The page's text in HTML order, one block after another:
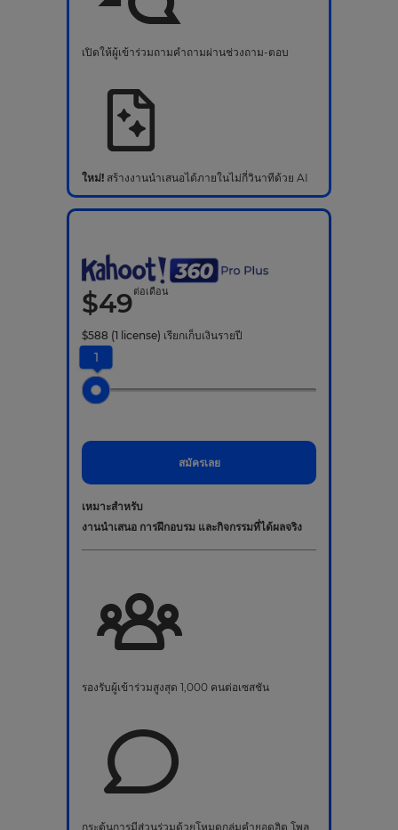
เปิดให้ผู้เข้าร่วมถามคำถามผ่านช่วงถาม-ตอบ
ใหม่! สร้างงานนำเสนอได้ภายในไม่กี่วินาทีด้วย AI
$49ต่อเดือน
$588 (1 license) เรียกเก็บเงินรายปี
1
สมัครเลย
เหมาะสำหรับ
งานนำเสนอ การฝึกอบรม และกิจกรรมที่ได้ผลจริง
รองรับผู้เข้าร่วมสูงสุด 1,000 คนต่อเซสชัน
กระตุ้นการมีส่วนร่วมด้วยโหมดกลุ่มคำยอดฮิต โพล